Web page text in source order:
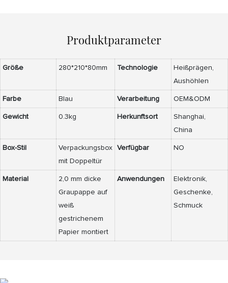
Produktparameter
Größe 280*210*80mm Technologie
Heißprägen,
Aushöhlen
Farbe Blau Verarbeitung OEM&ODM
Gewicht 0.3kg Herkunftsort
Shanghai,
China
Box-Stil
Verpackungsbox
mit Doppeltür
Verfügbar NO
Material
2,0 mm dicke
Graupappe auf
weiß
gestrichenem
Papier montiert
Anwendungen
Elektronik,
Geschenke,
Schmuck